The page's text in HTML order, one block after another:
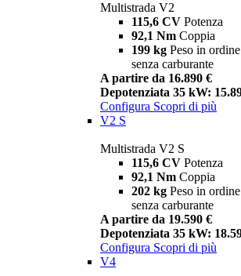
Multistrada V2
115,6 CV Potenza
92,1 Nm Coppia
199 kg Peso in
senza carburante
A partire da 16.890 €
Depotenziata 35 kW:
Configura Scopri di più
V2 S
Multistrada V2 S
115,6 CV Potenza
92,1 Nm Coppia
202 kg Peso in
senza carburante
A partire da 19.590 €
Depotenziata 35 kW:
Configura Scopri di più
V4